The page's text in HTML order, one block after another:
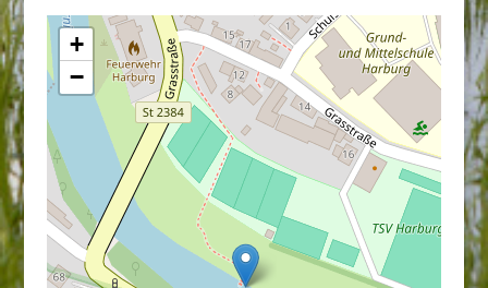
+
−